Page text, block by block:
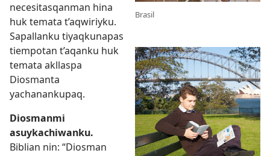
Brasil
necesitasqanman hina
huk temata t’aqwiriyku.
Sapallanku tiyaqkunapas
tiempotan t’aqanku huk
temata akllaspa
Diosmanta
yachanankupaq.
Diosmanmi
asuykachiwanku.
Biblian nin: “Diosman